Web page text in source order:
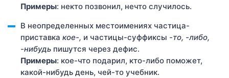
Примеры: некто позвонил, нечто случилось.
В неопределенных местоимениях частица-
приставка кое-, и частицы-суффиксы -то, -либо,
-нибудь пишутся через дефис.
Примеры: кое-что подарил, кто-либо поможет,
какой-нибудь день, чей-то учебник.